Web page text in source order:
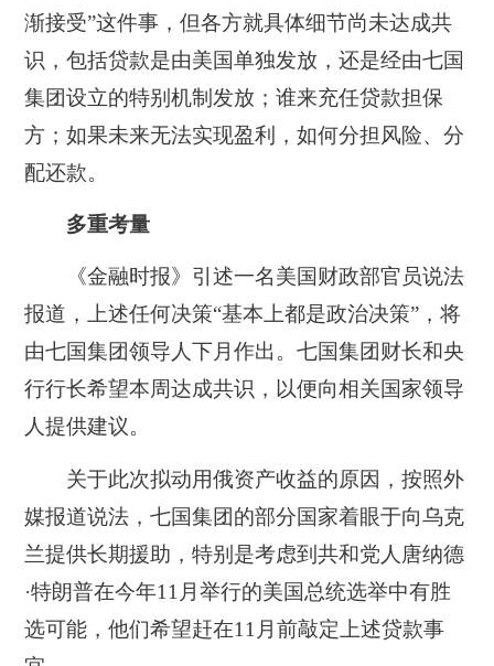
渐接受”这件事，但各方就具体细节尚未达成共
识，包括贷款是由美国单独发放，还是经由七国
集团设立的特别机制发放；谁来充任贷款担保
方；如果未来无法实现盈利，如何分担风险、分
配还款。
多重考量
《金融时报》引述一名美国财政部官员说法
报道，上述任何决策“基本上都是政治决策”，将
由七国集团领导人下月作出。七国集团财长和央
行行长希望本周达成共识，以便向相关国家领导
人提供建议。
关于此次拟动用俄资产收益的原因，按照外
媒报道说法，七国集团的部分国家着眼于向乌克
兰提供长期援助，特别是考虑到共和党人唐纳德
·特朗普在今年11月举行的美国总统选举中有胜
选可能，他们希望赶在11月前敲定上述贷款事